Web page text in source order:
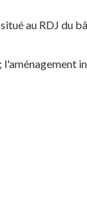
au RDJ du
l'aménagement